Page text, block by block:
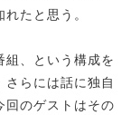
たと思う。
組、という構成を
らには話に独自
回のゲストはその